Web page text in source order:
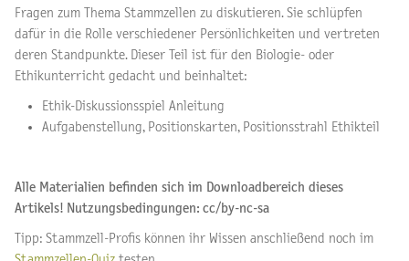
Fragen zum Thema Stammzellen zu diskutieren. Sie schlüpfen
dafür in die Rolle verschiedener Persönlichkeiten und vertreten
deren Standpunkte. Dieser Teil ist für den Biologie- oder
Ethikunterricht gedacht und beinhaltet:
Ethik-Diskussionsspiel Anleitung
Aufgabenstellung, Positionskarten, Positionsstrahl Ethikteil
Alle Materialien befinden sich im Downloadbereich dieses
Artikels! Nutzungsbedingungen: cc/by-nc-sa
Tipp: Stammzell-Profis können ihr Wissen anschließend noch im